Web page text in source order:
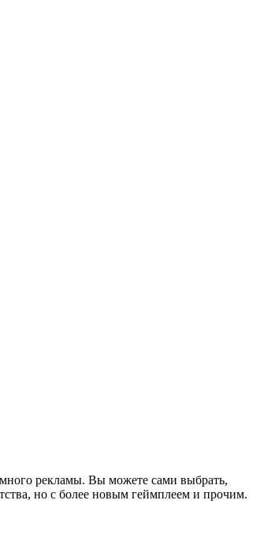
рекламы. Вы можете сами выбрать,
но с более новым геймплеем и прочим.